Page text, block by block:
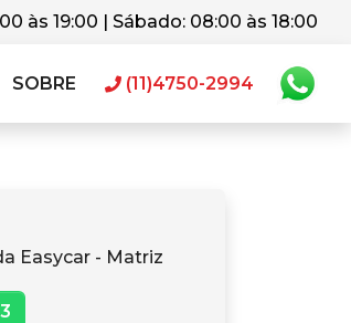
às 19:00 | Sábado: 08:00 às 18:00
SOBRE (11)4750-2994
Easycar - Matriz